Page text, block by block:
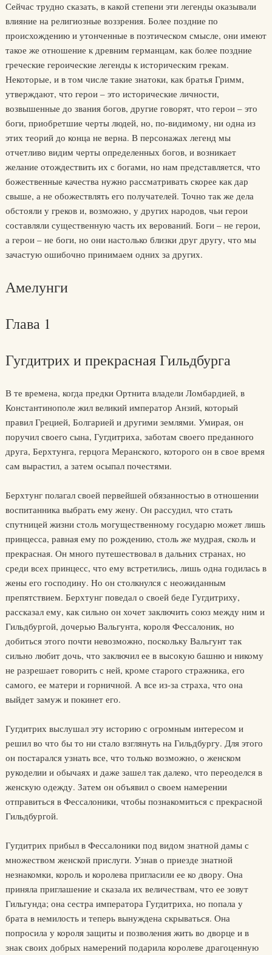
Сейчас трудно сказать, в какой степени эти легенды оказывали
влияние на религиозные воззрения. Более поздние по
происхождению и утонченные в поэтическом смысле, они имеют
такое же отношение к древним германцам, как более поздние
греческие героические легенды к историческим грекам.
Некоторые, и в том числе такие знатоки, как братья Гримм,
утверждают, что герои – это исторические личности,
возвышенные до звания богов, другие говорят, что герои – это
боги, приобретшие черты людей, но, по-видимому, ни одна из
этих теорий до конца не верна. В персонажах легенд мы
отчетливо видим черты определенных богов, и возникает
желание отождествить их с богами, но нам представляется, что
божественные качества нужно рассматривать скорее как дар
свыше, а не обожествлять его получателей. Точно так же дела
обстояли у греков и, возможно, у других народов, чьи герои
составляли существенную часть их верований. Боги – не герои,
а герои – не боги, но они настолько близки друг другу, что мы
зачастую ошибочно принимаем одних за других.
Амелунги
Глава 1
Гугдитрих и прекрасная Гильдбурга
В те времена, когда предки Ортнита владели Ломбардией, в
Константинополе жил великий император Анзий, который
правил Грецией, Болгарией и другими землями. Умирая, он
поручил своего сына, Гугдитриха, заботам своего преданного
друга, Берхтунга, герцога Меранского, которого он в свое время
сам вырастил, а затем осыпал почестями.
Берхтунг полагал своей первейшей обязанностью в отношении
воспитанника выбрать ему жену. Он рассудил, что стать
спутницей жизни столь могущественному государю может лишь
принцесса, равная ему по рождению, столь же мудрая, сколь и
прекрасная. Он много путешествовал в дальних странах, но
среди всех принцесс, что ему встретились, лишь одна годилась в
жены его господину. Но он столкнулся с неожиданным
препятствием. Берхтунг поведал о своей беде Гугдитриху,
рассказал ему, как сильно он хочет заключить союз между ним и
Гильдбургой, дочерью Вальгунта, короля Фессалоник, но
добиться этого почти невозможно, поскольку Вальгунт так
сильно любит дочь, что заключил ее в высокую башню и никому
не разрешает говорить с ней, кроме старого стражника, его
самого, ее матери и горничной. А все из-за страха, что она
выйдет замуж и покинет его.
Гугдитрих выслушал эту историю с огромным интересом и
решил во что бы то ни стало взглянуть на Гильдбургу. Для этого
он постарался узнать все, что только возможно, о женском
рукоделии и обычаях и даже зашел так далеко, что переоделся в
женскую одежду. Затем он объявил о своем намерении
отправиться в Фессалоники, чтобы познакомиться с прекрасной
Гильдбургой.
Гугдитрих прибыл в Фессалоники под видом знатной дамы с
множеством женской прислуги. Узнав о приезде знатной
незнакомки, король и королева пригласили ее ко двору. Она
приняла приглашение и сказала их величествам, что ее зовут
Гильгунда; она сестра императора Гугдитриха, но попала у
брата в немилость и теперь вынуждена скрываться. Она
попросила у короля защиты и позволения жить во дворце и в
знак своих добрых намерений подарила королеве драгоценную